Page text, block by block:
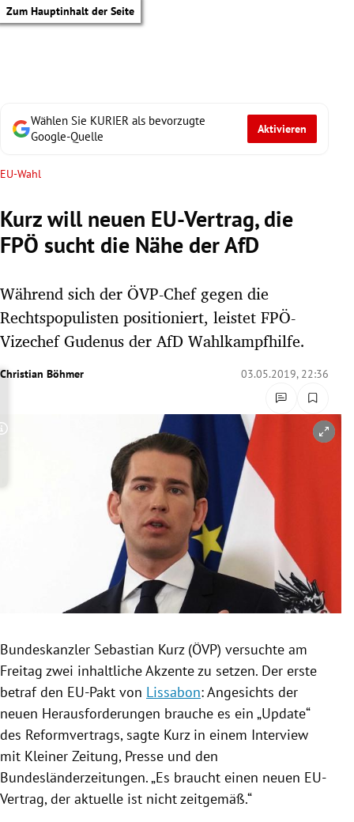
Zum Hauptinhalt der Seite
Untermenü
Untermenü
Untermenü
Wählen Sie KURIER als bevorzugte
Google-Quelle
Aktivieren
EU-Wahl
Kurz will neuen EU-Vertrag, die
FPÖ sucht die Nähe der AfD
Während sich der ÖVP-Chef gegen die
Rechtspopulisten positioniert, leistet FPÖ-
Vizechef Gudenus der AfD Wahlkampfhilfe.
Christian Böhmer 03.05.2019, 22:36
Copyright-Hinweis öffnen/schließen
Bundeskanzler Sebastian Kurz(ÖVP) versuchte am
Freitag zwei inhaltliche Akzente zu setzen. Der erste
betraf den EU-Pakt von Lissabon: Angesichts der
neuen Herausforderungen brauche es ein „Update“
des Reformvertrags, sagte Kurz in einem Interview
mit Kleiner Zeitung, Presse und den
Bundesländerzeitungen. „Es braucht einen neuen EU-
Vertrag, der aktuelle ist nicht zeitgemäß.“